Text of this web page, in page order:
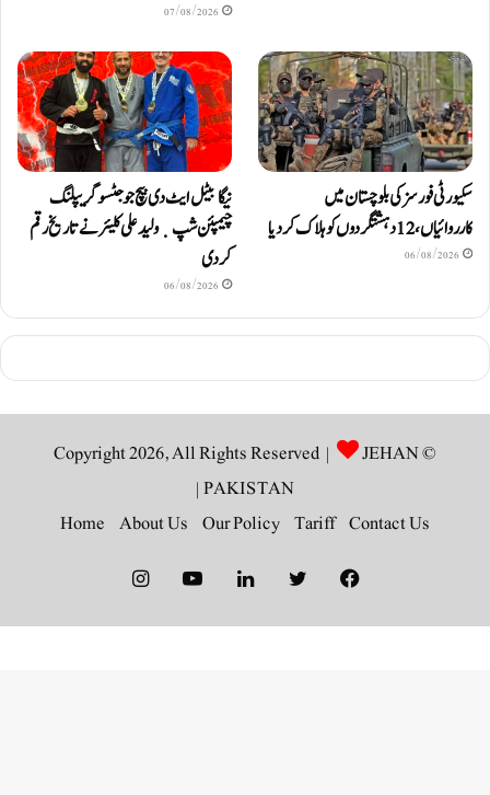
07/08/2026
سکیورٹی فورسز کی بلوچستان میں
کارروائیاں، 12 دہشتگردوں کو ہلاک کردیا
06/08/2026
نیگا بیٹل ایٹ دی بیچ جوجٹسو گریپلنگ
چیمپئن شپ ٜ ولید علی کلیئر نے تاریخ رقم
کر دی
06/08/2026
© Copyright 2026, All Rights Reserved |
JEHAN
PAKISTAN
|
Contact Us
Tariff
Our Policy
About Us
Home
Facebook
Twitter
LinkedIn
YouTube
Instagram